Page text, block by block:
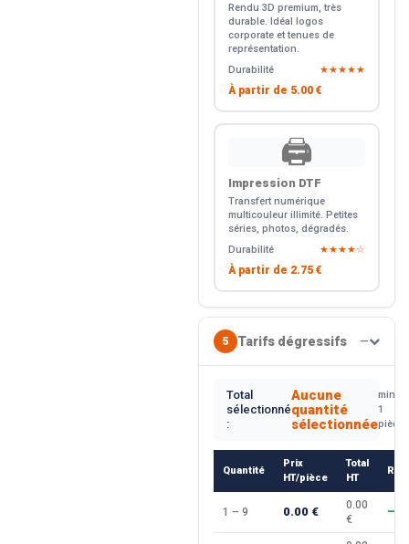
Rendu 3D premium, très
durable. Idéal logos
corporate et tenues de
représentation.
Durabilité
★★★★★
À partir de 5.00 €
🖨️
Impression DTF
Transfert numérique
multicouleur illimité. Petites
séries, photos, dégradés.
Durabilité
★★★★☆
À partir de 2.75 €
5 Tarifs dégressifs —
Total
sélectionné
:
Aucune
quantité
sélectionnée
min.
1
pièce
Quantité
Prix
HT/pièce
Total
HT
1 – 9 0.00 €
0.00
€
—